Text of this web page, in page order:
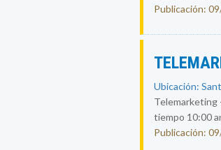
Publicación:
Ubicación:
Telemarketing
tiempo 10:00
Publicación: